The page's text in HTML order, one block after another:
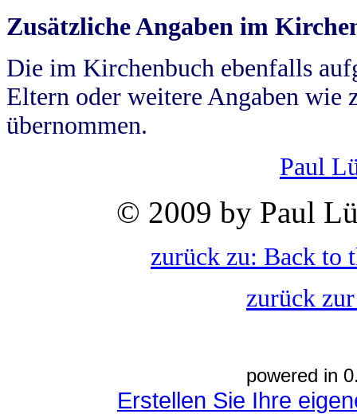
Zusätzliche Angaben im
Die im Kirchenbuch ebenfalls
Eltern oder weitere Angaben wie
übernommen.
Paul
© 2009 by Paul
zurück zu: Back to
zurück
powered in
Erstellen Sie Ihre